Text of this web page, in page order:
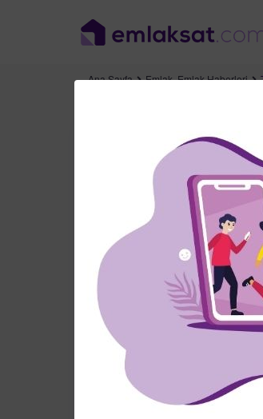
Ana Sayfa Emlak,Emlak Haberleri
Alınır?
Tarih: 9 Ağustos 2021